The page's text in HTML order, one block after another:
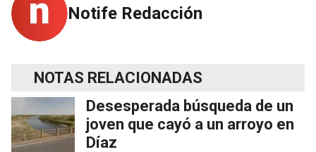
Notife Redacción
NOTAS RELACIONADAS
Desesperada búsqueda de un
joven que cayó a un arroyo en
Díaz